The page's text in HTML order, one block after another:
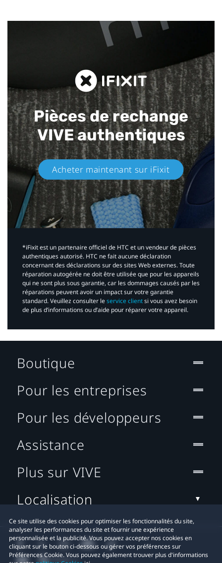
Pièces de rechange
VIVE authentiques​
Acheter maintenant sur iFixit​
*iFixit est un partenaire officiel de HTC et un vendeur de pièces
authentiques autorisé. HTC ne fait aucune déclaration
concernant des déclarations sur des sites Web externes. Toute
réparation autogérée ne doit être utilisée que pour les appareils
qui ne sont plus sous garantie, car les dommages causés par les
réparations peuvent avoir un impact sur votre garantie
standard. Veuillez consulter leservice clientsi vous avez besoin
de plus d’informations ou d’aide pour réparer votre appareil.​
Ce site utilise des cookies pour optimiser les fonctionnalités du site,
analyser les performances du site et fournir une expérience
personnalisée et la publicité. Vous pouvez accepter nos cookies en
cliquant sur le bouton ci-dessous ou gérer vos préférences sur
Préférences Cookie. Vous pouvez également trouver plus d'informations
Boutique
Pour les entreprises
Pour les développeurs
Assistance
Plus sur VIVE
Localisation